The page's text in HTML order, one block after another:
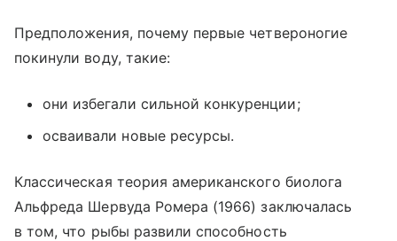
Предположения, почему первые четвероногие
покинули воду, такие:
они избегали сильной конкуренции;
осваивали новые ресурсы.
Классическая теория американского биолога
Альфреда Шервуда Ромера (1966) заключалась
в том, что рыбы развили способность